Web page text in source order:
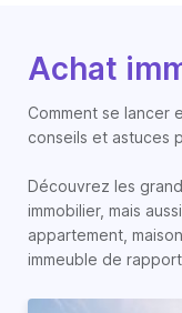
Achat
Comment se lancer
conseils et astuces
Découvrez les
immobilier, mais
appartement,
immeuble de